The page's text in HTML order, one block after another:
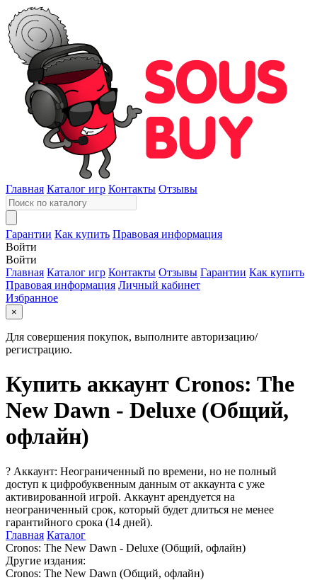
Главная Каталог игр Контакты Отзывы
Гарантии Как купить Правовая информация
Войти
Войти
Главная Каталог игр Контакты Отзывы Гарантии Как купить
Правовая информация Личный кабинет
Избранное
×
Для совершения покупок, выполните авторизацию/
регистрацию.
Купить аккаунт Cronos: The
New Dawn - Deluxe (Общий,
офлайн)
? Аккаунт: Неограниченный по времени, но не полный
доступ к цифробуквенным данным от аккаунта с уже
активированной игрой. Аккаунт арендуется на
неограниченный срок, который будет длиться не менее
гарантийного срока (14 дней).
Главная Каталог
Cronos: The New Dawn - Deluxe (Общий, офлайн)
Другие издания:
Cronos: The New Dawn (Общий, офлайн)